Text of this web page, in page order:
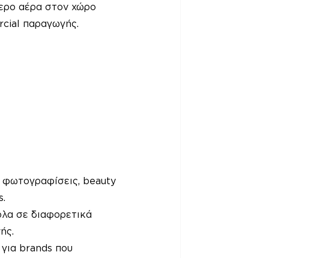
αέρα στον χώρο
παραγωγής.
φωτογραφίσεις, beauty
σε διαφορετικά
brands που